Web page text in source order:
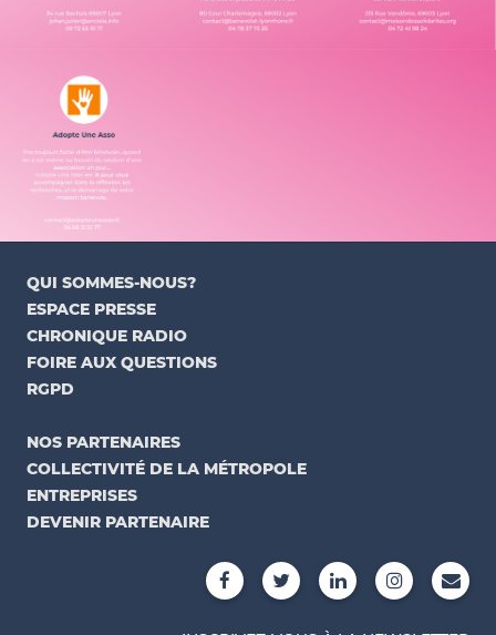
QUI SOMMES-NOUS?
ESPACE PRESSE
CHRONIQUE RADIO
FOIRE AUX QUESTIONS
RGPD
NOS PARTENAIRES
COLLECTIVITÉ DE LA MÉTROPOLE
ENTREPRISES
DEVENIR PARTENAIRE